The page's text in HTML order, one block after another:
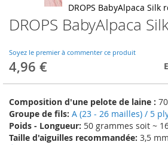
DROPS BabyAlpaca
Soyez le premier à commenter ce produit
4,96 €
Composition d'une pelote de laine :
Groupe de fils: A (23 - 26 mailles) / 5
Poids - Longueur: 50 grammes soit ~
Taille d'aiguilles recommandée: 3,5 mm
DROPS BabyAlpaca Silk
Skip
to
beginning
of
the
gallery